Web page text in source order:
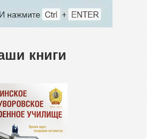
книги